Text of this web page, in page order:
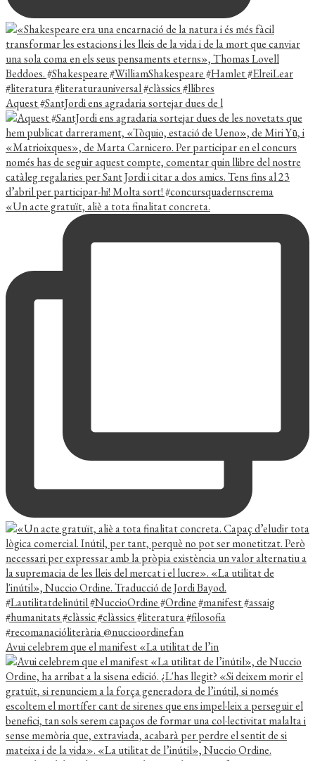
Aquest #SantJordi ens agradaria sortejar dues de l
«Un acte gratuït, aliè a tota finalitat concreta.
Avui celebrem que el manifest «La utilitat de l’in